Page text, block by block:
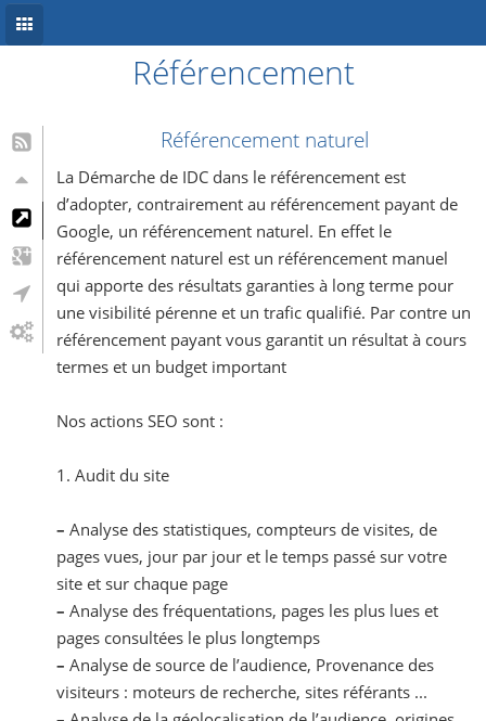
Développement mobile
Système d’information
Informations
Référencement
Référencement naturel
La Démarche de IDC dans le référencement est
d’adopter, contrairement au référencement payant de
Google, un référencement naturel. En effet le
référencement naturel est un référencement manuel
qui apporte des résultats garanties à long terme pour
une visibilité pérenne et un trafic qualifié. Par contre un
référencement payant vous garantit un résultat à cours
termes et un budget important
Nos actions SEO sont :
1. Audit du site
– Analyse des statistiques, compteurs de visites, de
pages vues, jour par jour et le temps passé sur votre
site et sur chaque page
– Analyse des fréquentations, pages les plus lues et
pages consultées le plus longtemps
– Analyse de source de l’audience, Provenance des
visiteurs : moteurs de recherche, sites référants ...